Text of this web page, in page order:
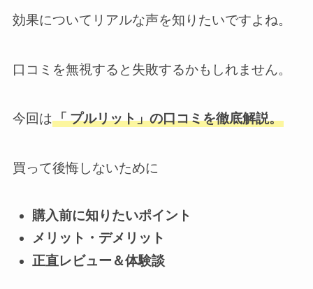
効果についてリアルな声を知りたいですよね。
口コミを無視すると失敗するかもしれません。
今回は「プルリット」の口コミを徹底解説。
買って後悔しないために
購入前に知りたいポイント
メリット・デメリット
正直レビュー＆体験談